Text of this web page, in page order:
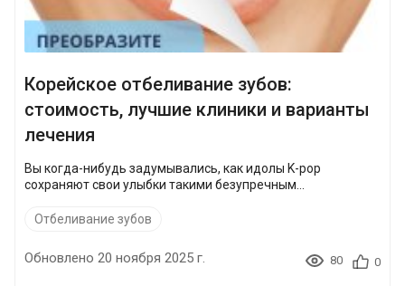
Корейское отбеливание зубов:
стоимость, лучшие клиники и варианты
лечения
Вы когда-нибудь задумывались, как идолы K-pop
сохраняют свои улыбки такими безупречным...
Отбеливание зубов
Обновлено 20 ноября 2025 г. 80 0